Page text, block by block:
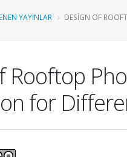
YAYINLAR DESIGN OF
Rooftop
for